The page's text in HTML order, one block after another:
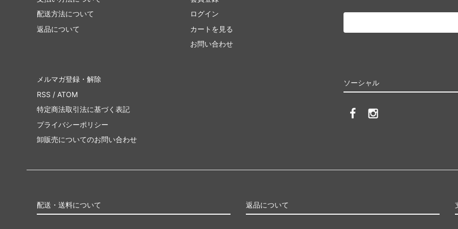
配送方法について
返品について
ログイン
カートを見る
お問い合わせ
ソーシャル
メルマガ登録・解除
RSS / ATOM
特定商法取引法に基づく表記
プライバシーポリシー
卸販売についてのお問い合わせ
配送・送料について 返品について